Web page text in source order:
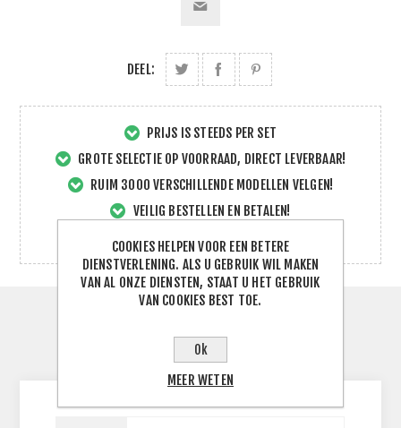
DEEL:
PRIJS IS STEEDS PER SET
GROTE SELECTIE OP VOORRAAD, DIRECT LEVERBAAR!
RUIM 3000 VERSCHILLENDE MODELLEN VELGEN!
VEILIG BESTELLEN EN BETALEN!
CONTACTEER ONS
COOKIES HELPEN VOOR EEN BETERE
DIENSTVERLENING. ALS U GEBRUIK WIL MAKEN
VAN AL ONZE DIENSTEN, STAAT U HET GEBRUIK
VAN COOKIES BEST TOE.
Ok
MEER WETEN